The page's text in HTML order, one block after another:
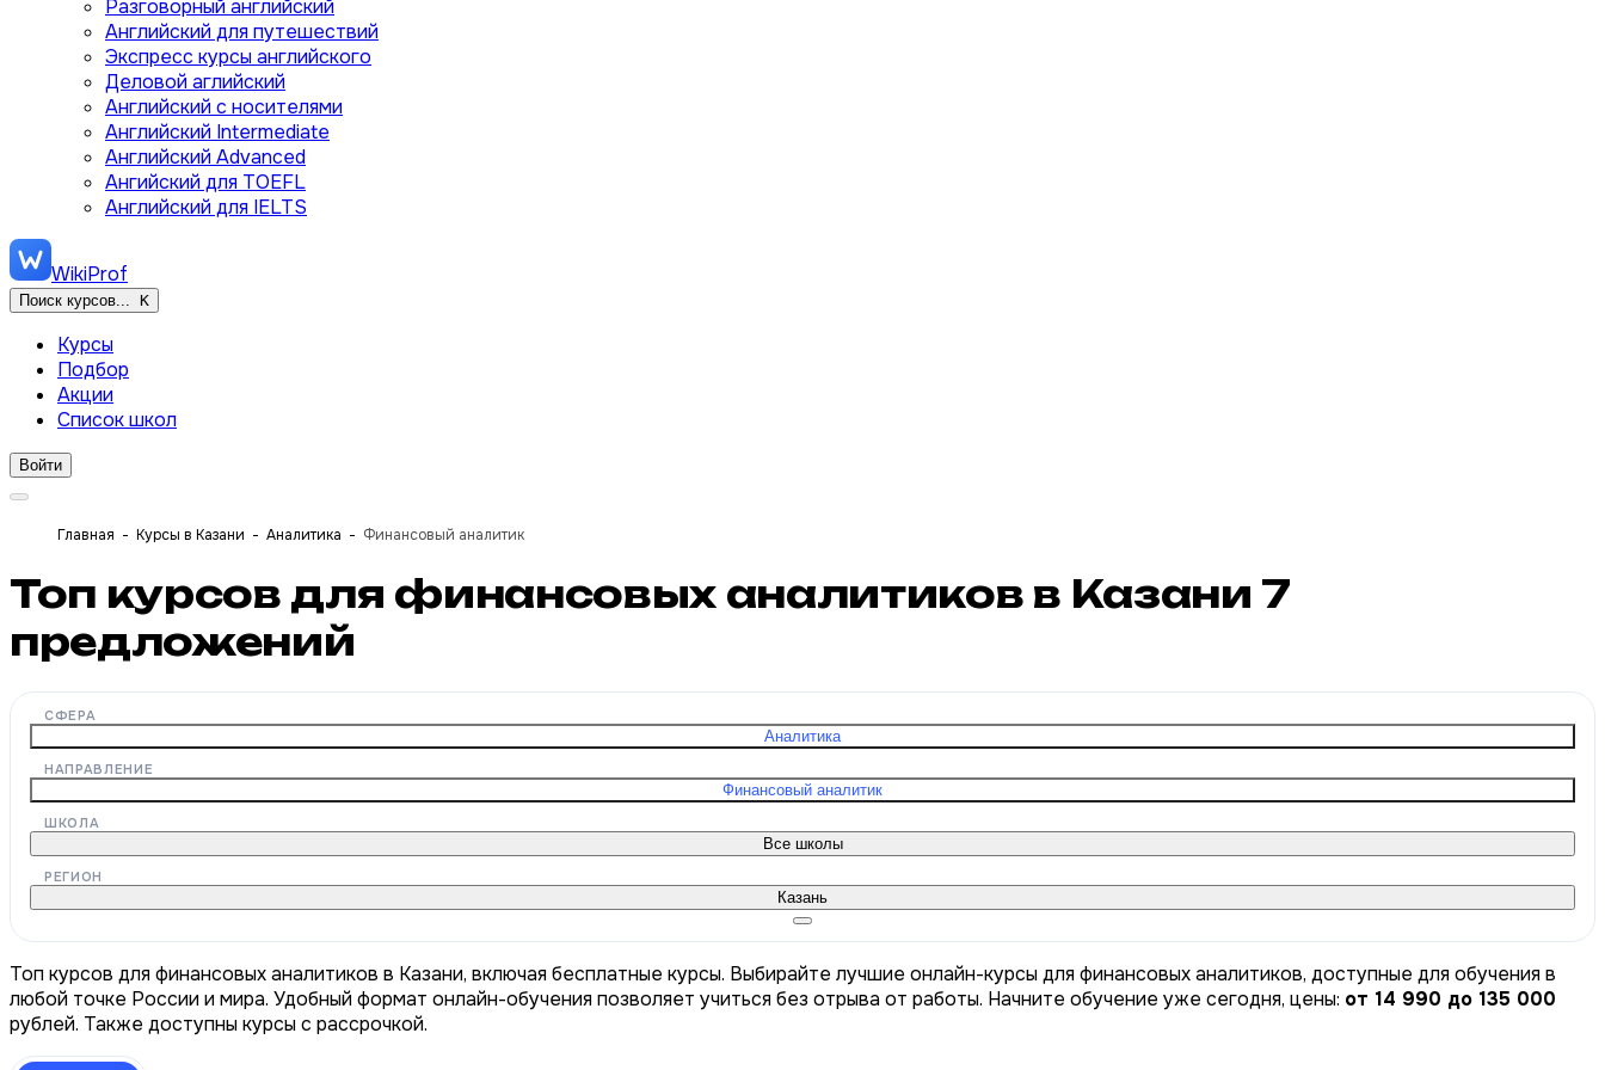
Разговорный английский
Английский для путешествий
Экспресс курсы английского
Деловой аглийский
Английский с носителями
Английский Intermediate
Английский Advanced
Ангийский для TOEFL
Английский для IELTS
WikiProf
Поиск курсов... K
Курсы
Подбор
Акции
Список школ
Войти
Главная Курсы в Казани Аналитика Финансовый аналитик
Топ курсов для финансовых аналитиков в Казани 7
предложений
СФЕРА
Аналитика
НАПРАВЛЕНИЕ
Финансовый аналитик
ШКОЛА
Все школы
РЕГИОН
Казань
Топ курсов для финансовых аналитиков в Казани, включая бесплатные курсы. Выбирайте лучшие онлайн-курсы для финансовых аналитиков, доступные для обучения в
любой точке России и мира. Удобный формат онлайн-обучения позволяет учиться без отрыва от работы. Начните обучение уже сегодня, цены: от 14 990 до 135 000
рублей. Также доступны курсы с рассрочкой.